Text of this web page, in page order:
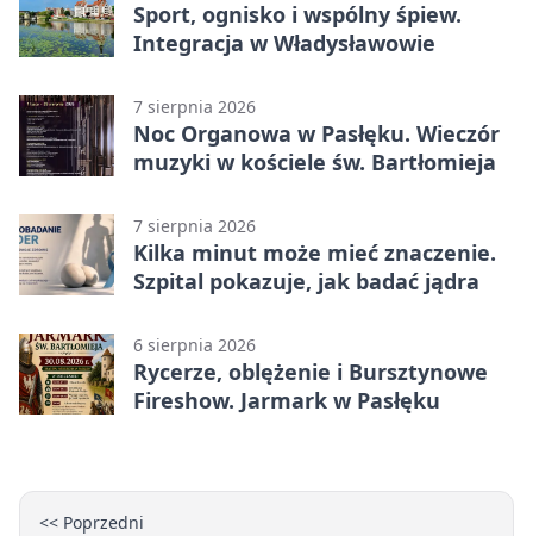
Sport, ognisko i wspólny śpiew.
Integracja w Władysławowie
7 sierpnia 2026
Noc Organowa w Pasłęku. Wieczór
muzyki w kościele św. Bartłomieja
7 sierpnia 2026
Kilka minut może mieć znaczenie.
Szpital pokazuje, jak badać jądra
6 sierpnia 2026
Rycerze, oblężenie i Bursztynowe
Fireshow. Jarmark w Pasłęku
<< Poprzedni